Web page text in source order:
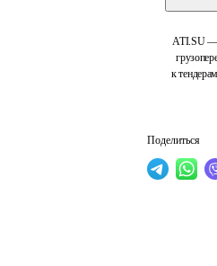
ATI.SU —
к
Поделиться